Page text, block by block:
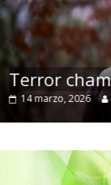
coreano
Julio Martínez Molina